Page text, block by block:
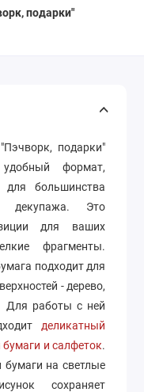
подарки"
подарки"
формат,
для большинства
декупажа. Это
для ваших
фрагменты.
подходит для
- дерево,
Для работы с ней
деликатный
и салфеток.
на светлые
сохраняет